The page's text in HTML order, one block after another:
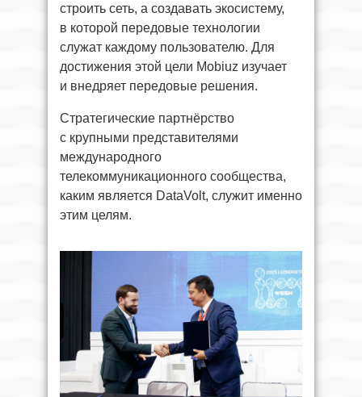
строить сеть, а создавать экосистему,
в которой передовые технологии
служат каждому пользователю. Для
достижения этой цели Mobiuz изучает
и внедряет передовые решения.
Стратегические партнёрство
с крупными представителями
международного
телекоммуникационного сообщества,
каким является DataVolt, служит именно
этим целям.